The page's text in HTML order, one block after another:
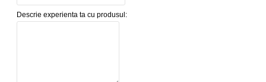
Descrie experienta ta cu produsul: